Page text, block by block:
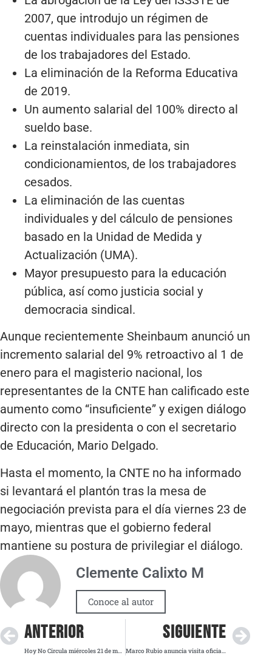
2007, que introdujo un régimen de
cuentas individuales para las pensiones
de los trabajadores del Estado.
La eliminación de la Reforma Educativa
de 2019.
Un aumento salarial del 100% directo al
sueldo base.
La reinstalación inmediata, sin
condicionamientos, de los trabajadores
cesados.
La eliminación de las cuentas
individuales y del cálculo de pensiones
basado en la Unidad de Medida y
Actualización (UMA).
Mayor presupuesto para la educación
pública, así como justicia social y
democracia sindical.
Aunque recientemente Sheinbaum anunció un
incremento salarial del 9% retroactivo al 1 de
enero para el magisterio nacional, los
representantes de la CNTE han calificado este
aumento como “insuficiente” y exigen diálogo
directo con la presidenta o con el secretario
de Educación, Mario Delgado.
Hasta el momento, la CNTE no ha informado
si levantará el plantón tras la mesa de
negociación prevista para el día viernes 23 de
mayo, mientras que el gobierno federal
mantiene su postura de privilegiar el diálogo.
Clemente Calixto M
Conoce al autor
ANTERIOR
Hoy No Circula miércoles 21 de mayo: ¿Qué autos descansan en CDMX y Edomex?
SIGUIENTE
Marco Rubio anuncia visita oficial a México para fortalecer cooperación en seguridad